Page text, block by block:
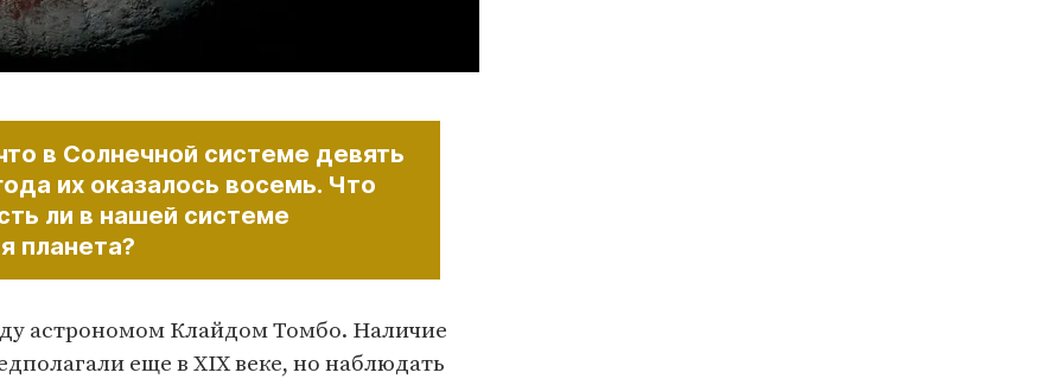
в Солнечной системе девять
их оказалось восемь. Что
ли в нашей системе
планета?
астрономом Клайдом Томбо. Наличие
еще в XIX веке, но наблюдать